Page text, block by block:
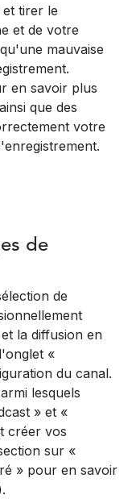
tirer le
et de votre
mauvaise
en savoir plus
que des
votre
de
de
la diffusion en
«
du canal.
lesquels
» et «
créer vos
sur «
» pour en savoir